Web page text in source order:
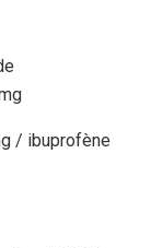
/ ibuprofène